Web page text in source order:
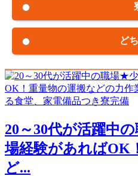
ど
20～30代が活躍中
場経験があればOK
ど...